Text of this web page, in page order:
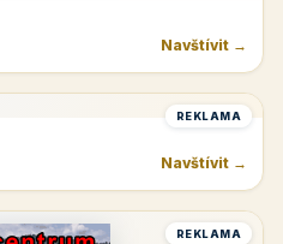
Navštívit →